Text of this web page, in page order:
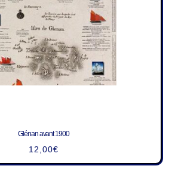
Glénan avant 1900
12,00€